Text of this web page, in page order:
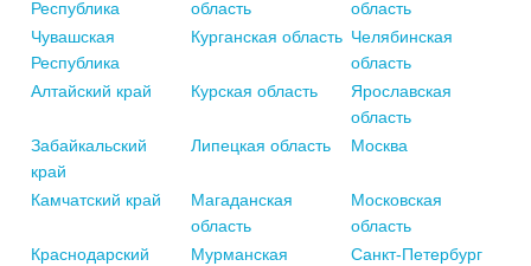
Республика
область
область
Чувашская
Республика
Курганская область Челябинская
область
Алтайский край
Курская область
Ярославская
область
Забайкальский
край
Липецкая область Москва
Камчатский край
Магаданская
область
Московская
область
Краснодарский
Мурманская
Санкт-Петербург